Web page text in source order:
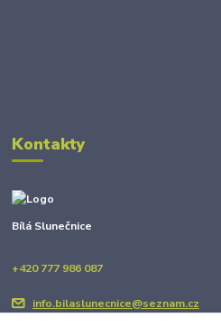
Kontakty
Bílá Slunečnice
+420 777 986 087
info.bilaslunecnice@seznam.cz